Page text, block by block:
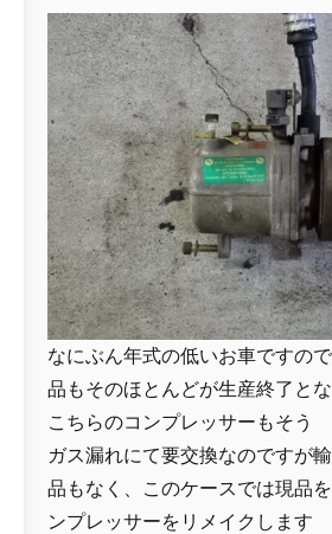
なにぶん年式の低いお車ですの
品もそのほとんどが生産終了と
こちらのコンプレッサーもそう
ガス漏れにて要交換なのですが
品もなく、このケースでは現品
ンプレッサーをリメイクします